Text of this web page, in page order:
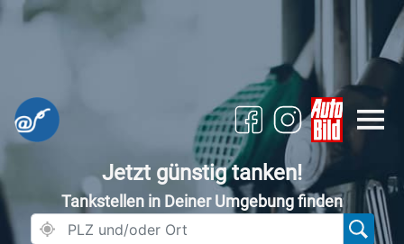
Jetzt günstig tanken!
Tankstellen in Deiner Umgebung finden